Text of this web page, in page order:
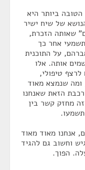
ביותר היא
של שיח ישיר
שאותה הזכרת,
אחר כך
על התוכנית
אותה. אלו
טיפולי,
ומה שנמצא מאוד
הזאת שאנחנו
מחזק קשר בין
אנחנו מאוד מאוד
וחשוב גם להגיד
הפוך.